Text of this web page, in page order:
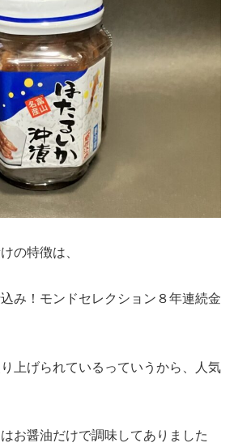
の特徴は、
み！モンドセレクション８年連続金
上げられているっていうから、人気
お醤油だけで調味してありました